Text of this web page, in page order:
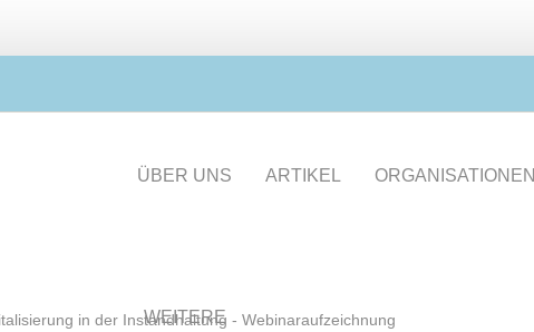
ÜBER UNS ARTIKEL ORGANISATIONEN
WEITERE
in der Instandhaltung - Webinaraufzeichnung